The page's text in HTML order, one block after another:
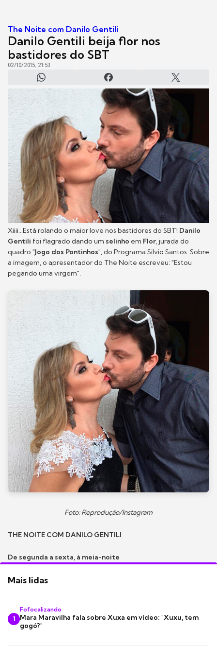
The Noite com Danilo Gentili
Danilo Gentili beija flor nos
bastidores do SBT
02/10/2015, 21:53
Xiiii...Está rolando o maior love nos bastidores do SBT! Danilo
Gentili foi flagrado dando um selinho em Flor, jurada do
quadro "Jogo dos Pontinhos", do Programa Silvio Santos. Sobre
a imagem, o apresentador do The Noite escreveu: "Estou
pegando uma virgem".
Foto: Reprodução/Instagram
THE NOITE COM DANILO GENTILI
De segunda a sexta, à meia-noite
Mais lidas
1
Fofocalizando
Mara Maravilha fala sobre Xuxa em vídeo: "Xuxu, tem
gogó?"